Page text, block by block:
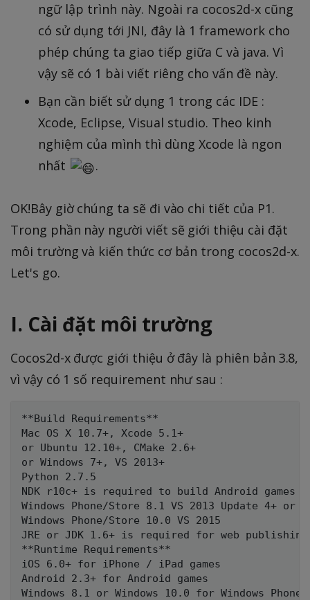
ngữ lập trình này. Ngoài ra cocos2d-x cũng
có sử dụng tới JNI, đây là 1 framework cho
phép chúng ta giao tiếp giữa C và java. Vì
vậy sẽ có 1 bài viết riêng cho vấn đề này.
Bạn cần biết sử dụng 1 trong các IDE :
Xcode, Eclipse, Visual studio. Theo kinh
nghiệm của mình thì dùng Xcode là ngon
nhất
.
OK!Bây giờ chúng ta sẽ đi vào chi tiết của P1.
Trong phần này người viết sẽ giới thiệu cài đặt
môi trường và kiến thức cơ bản trong cocos2d-x.
Let's go.
I. Cài đặt môi trường
Cocos2d-x được giới thiệu ở đây là phiên bản 3.8,
vì vậy có 1 số requirement như sau :
**Build Requirements**
Mac OS X 10.7+, Xcode 5.1+
or Ubuntu 12.10+, CMake 2.6+
or Windows 7+, VS 2013+
Python 2.7.5
NDK r10c+ is required to build Android games
Windows Phone/Store 8.1 VS 2013 Update 4+ or
Windows Phone/Store 10.0 VS 2015
JRE or JDK 1.6+ is required for web publishing
**Runtime Requirements**
iOS 6.0+ for iPhone / iPad games
Android 2.3+ for Android games
Windows 8.1 or Windows 10.0 for Windows